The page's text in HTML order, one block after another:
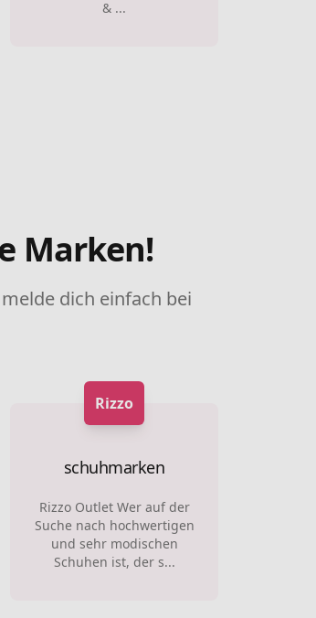
& ...
Marken!
dich einfach bei
Rizzo
schuhmarken
Rizzo Outlet Wer auf der
Suche nach hochwertigen
und sehr modischen
Schuhen ist, der s...